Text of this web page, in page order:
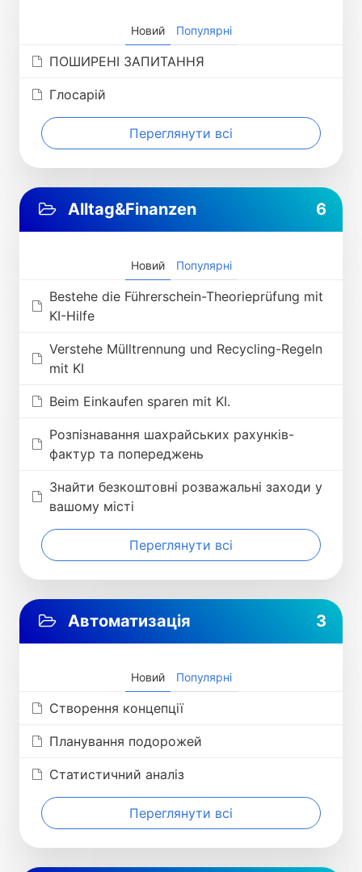
Новий Популярні
ПОШИРЕНІ ЗАПИТАННЯ
Глосарій
Переглянути всі
Alltag&Finanzen 6
Новий Популярні
Bestehe die Führerschein-Theorieprüfung mit
KI-Hilfe
Verstehe Mülltrennung und Recycling-Regeln
mit KI
Beim Einkaufen sparen mit KI.
Розпізнавання шахрайських рахунків-
фактур та попереджень
Знайти безкоштовні розважальні заходи у
вашому місті
Переглянути всі
Автоматизація 3
Новий Популярні
Створення концепції
Планування подорожей
Статистичний аналіз
Переглянути всі